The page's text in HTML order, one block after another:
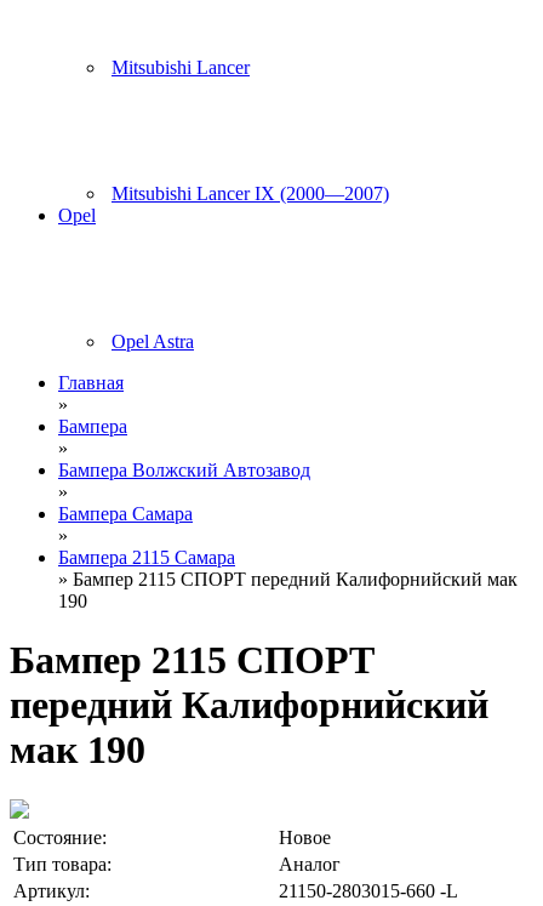
Mitsubishi Lancer
Mitsubishi Lancer IX (2000—2007)
Opel
Opel Astra
Главная
»
Бампера
»
Бампера Волжский Автозавод
»
Бампера Самара
»
Бампера 2115 Самара
» Бампер 2115 СПОРТ передний Калифорнийский мак
190
Бампер 2115 СПОРТ
передний Калифорнийский
мак 190
Состояние:
Новое
Тип товара:
Аналог
Артикул:
21150-2803015-660 -L